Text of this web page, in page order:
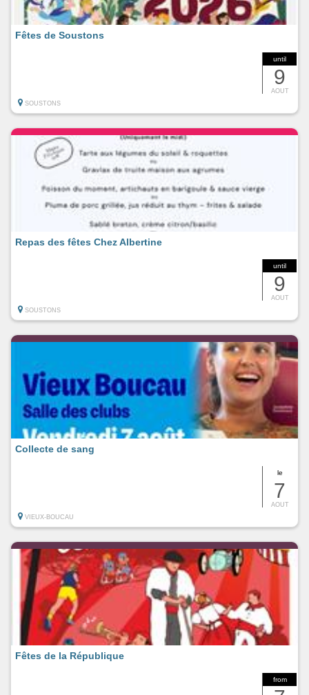
until
9
AOUT
Fêtes de Soustons
SOUSTONS
until
9
AOUT
Repas des fêtes Chez Albertine
SOUSTONS
le
7
AOUT
Collecte de sang
VIEUX-BOUCAU
from
Fêtes de la République